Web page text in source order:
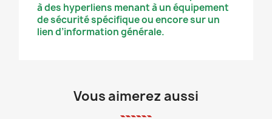
à des hyperliens menant à un équipement
de sécurité spécifique ou encore sur un
lien d’information générale.
Vous aimerez aussi